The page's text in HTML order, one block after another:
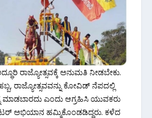
ರಾಜ್ಯೋತ್ಸವಕ್ಕೆ ಅನುಮತಿ ನೀಡಬೇಕು.
ರಾಜ್ಯೋತ್ಸವವನ್ನು ಕೋವಿಡ್ ನೆಪದಲ್ಲಿ
ಮಾಡಬಾರದು ಎಂದು ಆಗ್ರಹಿಸಿ ಯುವಕರು
ಅಭಿಯಾನ ಹಮ್ಮಿಕೊಂಡಡಿದ್ದರು. ಕಳೆದ